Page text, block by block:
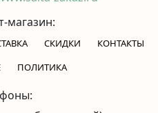
магазин:
СКИДКИ
КОНТАКТЫ
ПОЛИТИКА